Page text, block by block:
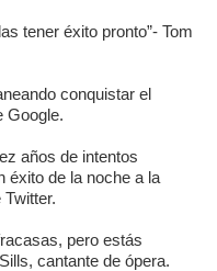
tener éxito pronto”- Tom
conquistar el
Google.
años de intentos
éxito de la noche a la
pero estás
cantante de ópera.